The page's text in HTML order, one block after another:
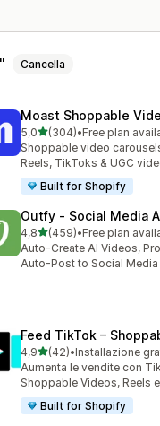
Cancella
Moast Shoppable
5,0stelle su 5
(304)
304 recensioni totali
•Free plan
Shoppable video
Reels, TikToks & UGC
Built for Shopify
Outfy ‑ Social Media
4,8stelle su 5
(459)
459 recensioni totali
•Free plan
Auto-Create AI Videos,
Auto-Post to Social Media
Feed TikTok –
4,9stelle su 5
(42)
42 recensioni totali
•Installazione
Aumenta le vendite con
Shoppable Videos, Reels
Built for Shopify